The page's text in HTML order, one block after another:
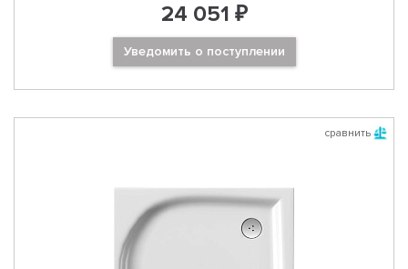
24 051 ₽
Уведомить о поступлении
сравнить